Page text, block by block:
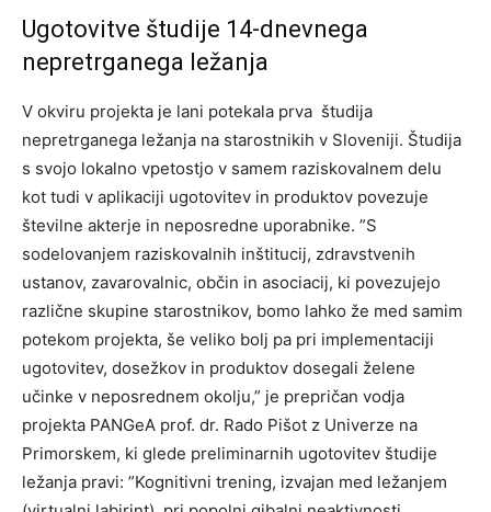
Ugotovitve študije 14-dnevnega
nepretrganega ležanja
V okviru projekta je lani potekala prva študija
nepretrganega ležanja na starostnikih v Sloveniji. Študija
s svojo lokalno vpetostjo v samem raziskovalnem delu
kot tudi v aplikaciji ugotovitev in produktov povezuje
številne akterje in neposredne uporabnike. ”S
sodelovanjem raziskovalnih inštitucij, zdravstvenih
ustanov, zavarovalnic, občin in asociacij, ki povezujejo
različne skupine starostnikov, bomo lahko že med samim
potekom projekta, še veliko bolj pa pri implementaciji
ugotovitev, dosežkov in produktov dosegali želene
učinke v neposrednem okolju,” je prepričan vodja
projekta PANGeA prof. dr. Rado Pišot z Univerze na
Primorskem, ki glede preliminarnih ugotovitev študije
ležanja pravi: ”Kognitivni trening, izvajan med ležanjem